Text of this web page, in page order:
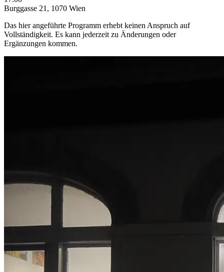
Burggasse 21, 1070 Wien
Das hier angeführte Programm erhebt keinen Anspruch auf
Vollständigkeit. Es kann jederzeit zu Änderungen oder
Ergänzungen kommen.